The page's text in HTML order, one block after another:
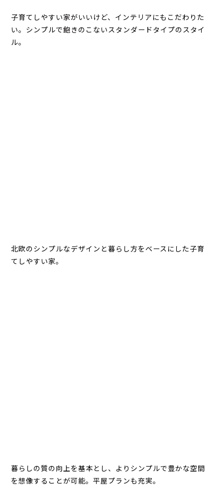
子育てしやすい家がいいけど、インテリアにもこだわりた
い。シンプルで飽きのこないスタンダードタイプのスタイ
ル。
北欧のシンプルなデザインと暮らし方をベースにした子育
てしやすい家。
暮らしの質の向上を基本とし、よりシンプルで豊かな空間
を想像することが可能。平屋プランも充実。